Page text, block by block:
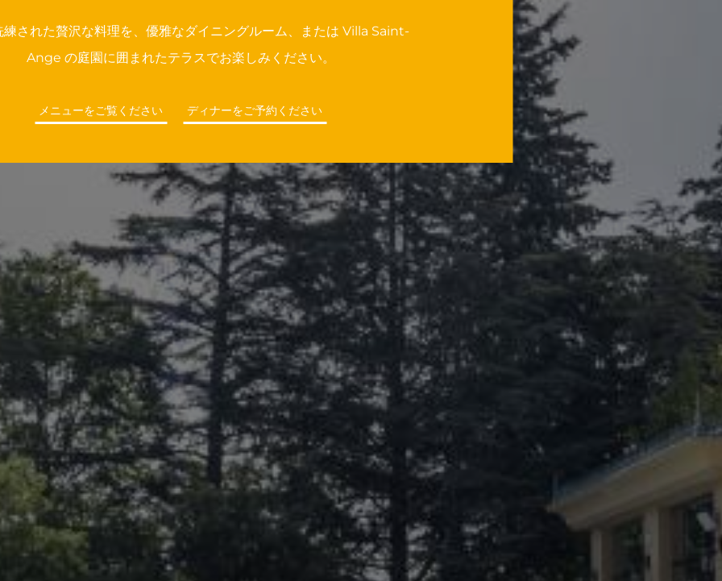
練された贅沢な料理を、優雅なダイニングルーム、または Villa Saint-
Ange の庭園に囲まれたテラスでお楽しみください。
メニューをご覧ください ディナーをご予約ください